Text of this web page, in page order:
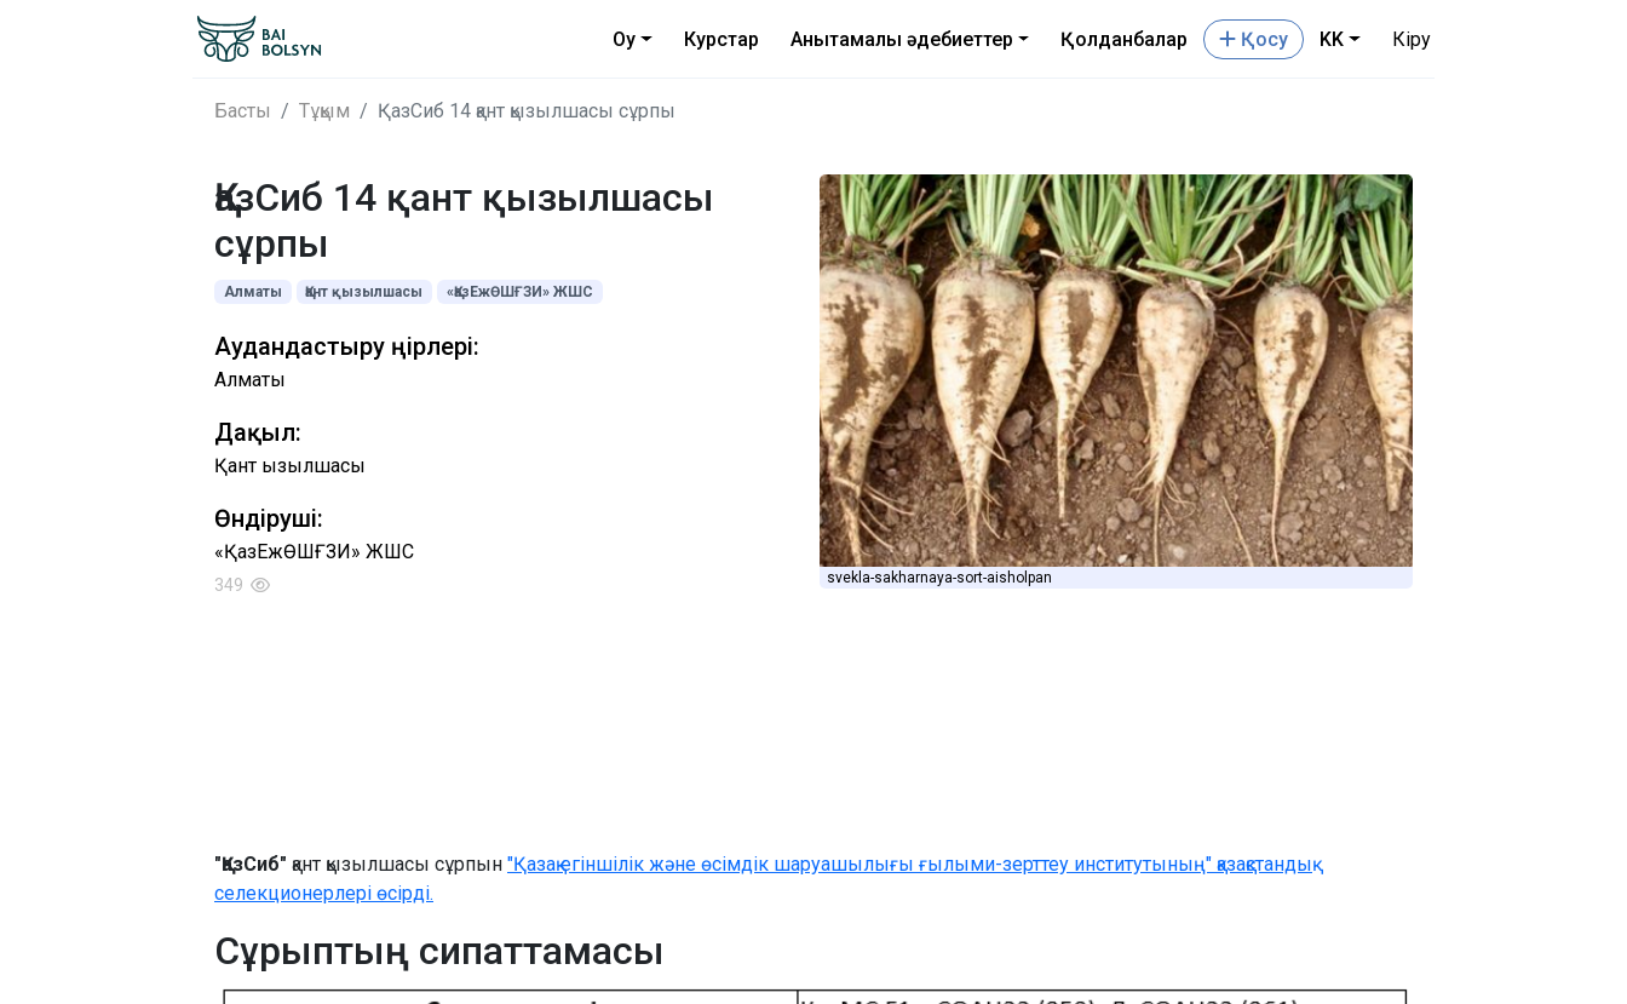
Оқу Курстар Анықтамалық әдебиеттер Қолданбалар Қосу KK Кіру
Басты Тұқым ҚазСиб 14 қант қызылшасы сұрпы
ҚазСиб 14 қант қызылшасы
сұрпы
Алматы Қант қызылшасы «ҚазЕжӨШҒЗИ» ЖШС
Аудандастыру өңірлері:
Алматы
Дақыл:
Қант қызылшасы
Өндіруші:
«ҚазЕжӨШҒЗИ» ЖШС
349 svekla-sakharnaya-sort-aisholpan
"ҚазСиб" қант қызылшасы сұрпын "Қазақ егіншілік және өсімдік шаруашылығы ғылыми-зерттеу институтының" қазақстандық
селекционерлері өсірді.
Сұрыптың сипаттамасы